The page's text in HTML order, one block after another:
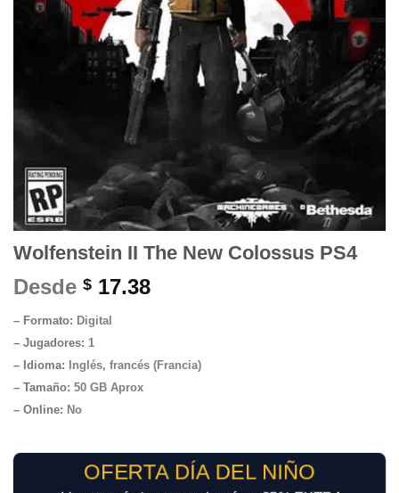
Wolfenstein II The New Colossus PS4
Desde $ 17.38
– Formato: Digital
– Jugadores: 1
– Idioma:
Inglés, francés (Francia)
– Tamaño: 50 GB Aprox
– Online: No
OFERTA DÍA DEL NIÑO